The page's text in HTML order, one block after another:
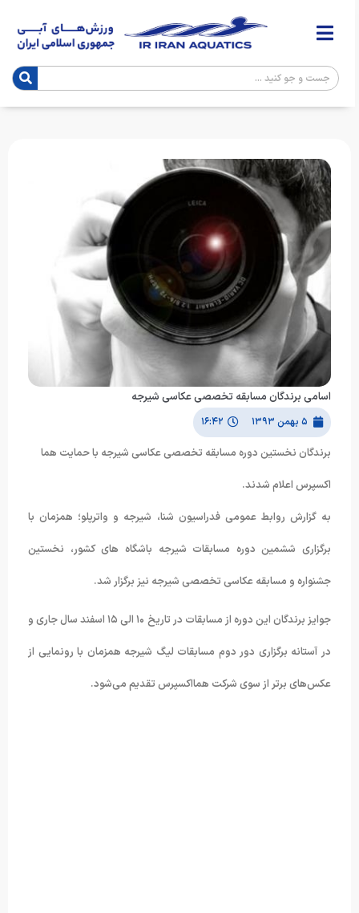
اسامی برندگان مسابقه تخصصی عکاسی شیرجه
۵ بهمن ۱۳۹۳ ۱۶:۴۲
برندگان نخستین دوره مسابقه تخصصی عکاسی شیرجه با حمایت هما
اکسپرس اعلام شدند.
به گزارش روابط عمومی فدراسیون شنا، شیرجه و واترپلو؛ همزمان با
برگزاری ششمین دوره مسابقات شیرجه باشگاه های کشور، نخستین
جشنواره و مسابقه عکاسی تخصصی شیرجه نیز برگزار شد.
جوایز برندگان این دوره از مسابقات در تاریخ ۱۰ الی ۱۵ اسفند سال جاری و
در آستانه برگزاری دور دوم مسابقات لیگ شیرجه همزمان با رونمایی از
عکس‌های برتر از سوی شرکت همااکسپرس تقدیم می‌شود.